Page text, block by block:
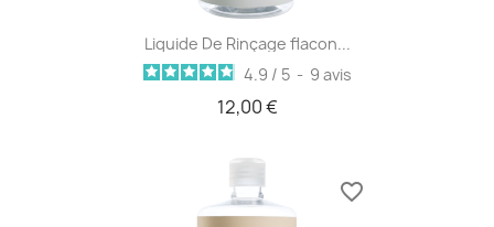
Liquide De Rinçage flacon...
4.9 / 5 - 9 avis
12,00 €
favorite_border